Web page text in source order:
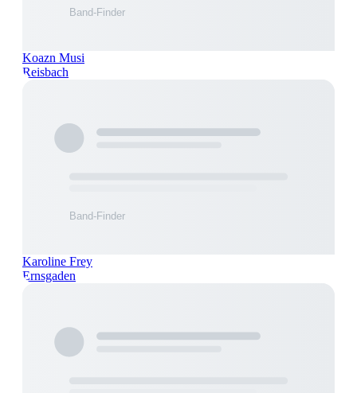
Koazn Musi
Reisbach
Karoline Frey
Ernsgaden